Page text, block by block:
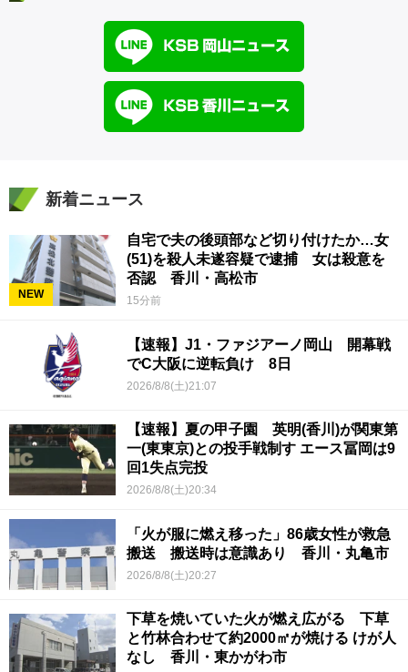
新着ニュース
NEW
自宅で夫の後頭部など切り付けたか…女
(51)を殺人未遂容疑で逮捕 女は殺意を
否認 香川・高松市
15分前
【速報】J1・ファジアーノ岡山 開幕戦
でC大阪に逆転負け 8日
2026/8/8(土)21:07
【速報】夏の甲子園 英明(香川)が関東第
一(東東京)との投手戦制す エース冨岡は9
回1失点完投
2026/8/8(土)20:34
「火が服に燃え移った」86歳女性が救急
搬送 搬送時は意識あり 香川・丸亀市
2026/8/8(土)20:27
下草を焼いていた火が燃え広がる 下草
と竹林合わせて約2000㎡が焼ける けが人
なし 香川・東かがわ市